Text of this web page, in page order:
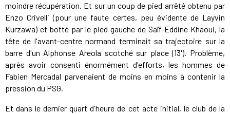
moindre récupération. Et sur un coup de pied arrêté obtenu par
Enzo Crivelli (pour une faute certes, peu évidente de Layvin
Kurzawa) et botté par le pied gauche de Saîf-Eddine Khaoui, la
tête de l'avant-centre normand terminait sa trajectoire sur la
barre d'un Alphonse Areola scotché sur place (13'). Problème,
après avoir consenti énormément d'efforts, les hommes de
Fabien Mercadal parvenaient de moins en moins à contenir la
pression du PSG.
Et dans le dernier quart d'heure de cet acte initial, le club de la